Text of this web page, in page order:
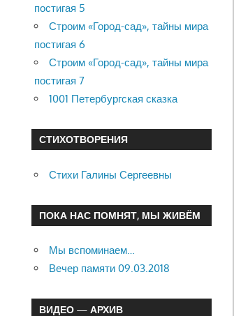
постигая 5
Строим «Город-сад», тайны мира
постигая 6
Строим «Город-сад», тайны мира
постигая 7
1001 Петербургская сказка
СТИХОТВОРЕНИЯ
Стихи Галины Сергеевны
ПОКА НАС ПОМНЯТ, МЫ ЖИВЁМ
Мы вспоминаем…
Вечер памяти 09.03.2018
ВИДЕО — АРХИВ